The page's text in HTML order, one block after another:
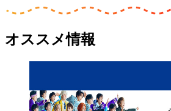
オススメ情報